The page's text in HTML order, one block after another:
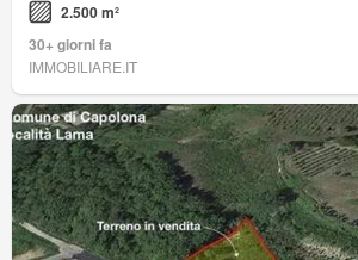
2.500 m²
30+ giorni fa
IMMOBILIARE.IT